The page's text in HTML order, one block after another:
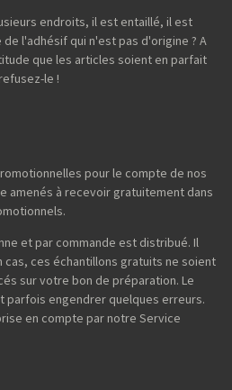
endroits, il est entaillé, il est
l'adhésif qui n'est pas d'origine ? A
que les articles soient en parfait
le !
pour le compte de nos
amenés à recevoir gratuitement dans
et par commande est distribué. Il
ces échantillons gratuits ne soient
sur votre bon de préparation. Le
parfois engendrer quelques erreurs.
en compte par notre Service